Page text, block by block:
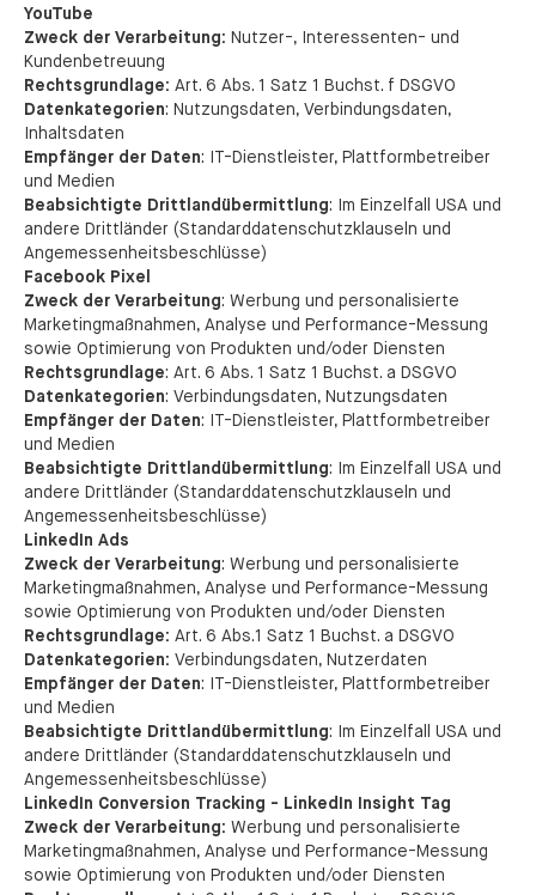
YouTube
Zweck der Verarbeitung: Nutzer-, Interessenten- und
Kundenbetreuung
Rechtsgrundlage: Art. 6 Abs. 1 Satz 1 Buchst. f DSGVO
Datenkategorien: Nutzungsdaten, Verbindungsdaten,
Inhaltsdaten
Empfänger der Daten: IT-Dienstleister, Plattformbetreiber
und Medien
Beabsichtigte Drittlandübermittlung: Im Einzelfall USA und
andere Drittländer (Standarddatenschutzklauseln und
Angemessenheitsbeschlüsse)
Facebook Pixel
Zweck der Verarbeitung: Werbung und personalisierte
Marketingmaßnahmen, Analyse und Performance-Messung
sowie Optimierung von Produkten und/oder Diensten
Rechtsgrundlage: Art. 6 Abs. 1 Satz 1 Buchst. a DSGVO
Datenkategorien: Verbindungsdaten, Nutzungsdaten
Empfänger der Daten: IT-Dienstleister, Plattformbetreiber
und Medien
Beabsichtigte Drittlandübermittlung: Im Einzelfall USA und
andere Drittländer (Standarddatenschutzklauseln und
Angemessenheitsbeschlüsse)
LinkedIn Ads
Zweck der Verarbeitung: Werbung und personalisierte
Marketingmaßnahmen, Analyse und Performance-Messung
sowie Optimierung von Produkten und/oder Diensten
Rechtsgrundlage: Art. 6 Abs.1 Satz 1 Buchst. a DSGVO
Datenkategorien: Verbindungsdaten, Nutzerdaten
Empfänger der Daten: IT-Dienstleister, Plattformbetreiber
und Medien
Beabsichtigte Drittlandübermittlung: Im Einzelfall USA und
andere Drittländer (Standarddatenschutzklauseln und
Angemessenheitsbeschlüsse)
LinkedIn Conversion Tracking - LinkedIn Insight Tag
Zweck der Verarbeitung: Werbung und personalisierte
Marketingmaßnahmen, Analyse und Performance-Messung
sowie Optimierung von Produkten und/oder Diensten